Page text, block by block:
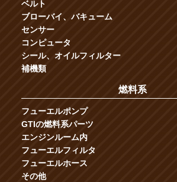
ベルト
ブローバイ、バキューム
センサー
コンピュータ
シール、オイルフィルター
補機類
燃料系
フューエルポンプ
GTIの燃料系パーツ
エンジンルーム内
フューエルフィルタ
フューエルホース
その他